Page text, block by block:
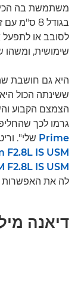
בגודל 8
לסובב או לתפעל
שימושית, ומשהו
ששינתה הכול
גרמו לכך
Prime שלי".
IS USM
F2.8L IS USM
לה את האפשרות
דיאנה